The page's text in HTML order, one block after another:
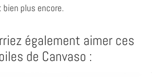
plus encore.
également aimer ces
de Canvaso :